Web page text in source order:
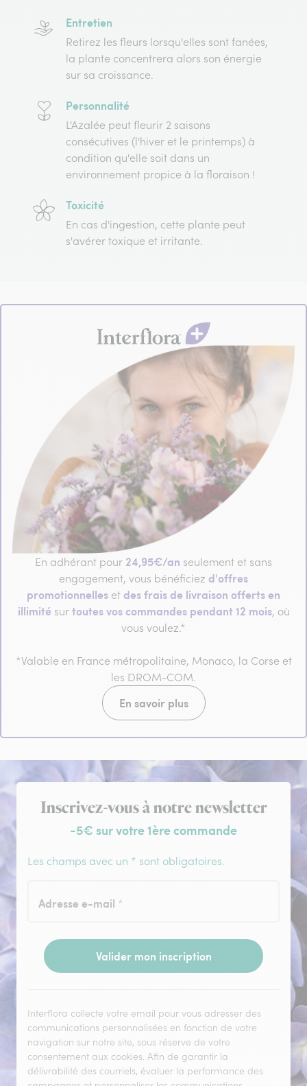
Entretien
Retirez les fleurs lorsqu'elles sont fanées,
la plante concentrera alors son énergie
sur sa croissance.
Personnalité
L'Azalée peut fleurir 2 saisons
consécutives (l'hiver et le printemps) à
condition qu'elle soit dans un
environnement propice à la floraison !
Toxicité
En cas d'ingestion, cette plante peut
s'avérer toxique et irritante.
En adhérant pour 24,95€/an seulement et sans
engagement, vous bénéficiez d'offres
promotionnelles et des frais de livraison offerts en
illimité surtoutes vos commandes pendant 12 mois, où
vous voulez.*
*Valable en France métropolitaine, Monaco, la Corse et
les DROM-COM.
En savoir plus
Inscription à la newsletter
Inscrivez-vous à notre newsletter
-5€ sur votre 1ère commande
Les champs avec un * sont obligatoires.
Adresse e-mail *
Valider mon inscription
Interflora collecte votre email pour vous adresser des
communications personnalisées en fonction de votre
navigation sur notre site, sous réserve de votre
consentement aux cookies. Afin de garantir la
délivrabilité des courriels, évaluer la performance des